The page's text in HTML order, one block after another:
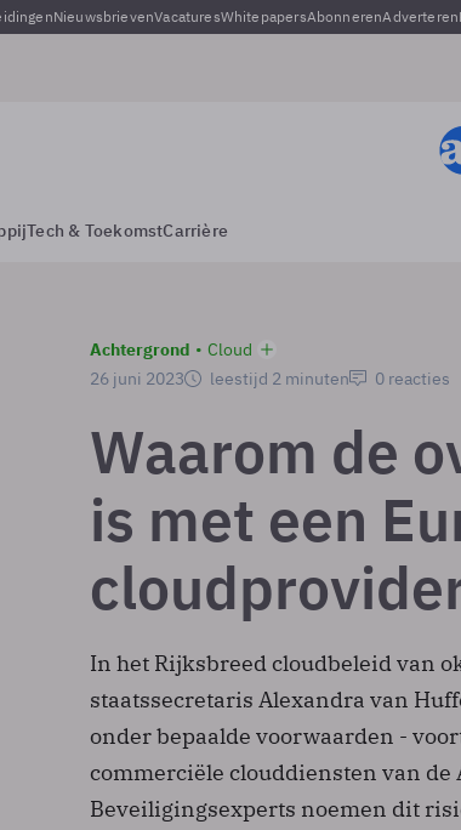
NieuwsbrievenVacaturesWhitepapersAbonnerenAdverteren
Tech & ToekomstCarrière
Achtergrond
Cloud
26 juni 2023
leestijd 2 minuten 0 reacties
Waarom de
is met een
In het Rijksbreed cloudbeleid van
staatssecretaris Alexandra van
onder bepaalde voorwaarden -
commerciële clouddiensten van
Beveiligingsexperts noemen dit